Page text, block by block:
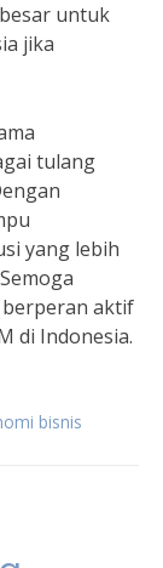
untuk
jika
tulang
yang lebih
berperan aktif
di Indonesia.
bisnis